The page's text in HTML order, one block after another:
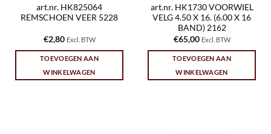
art.nr. HK825064
REMSCHOEN VEER 5228
€2,80 Excl. BTW
TOEVOEGEN AAN
WINKELWAGEN
art.nr. HK1730 VOORWIEL
VELG 4.50 X 16. (6.00 X 16
BAND) 2162
€65,00 Excl. BTW
TOEVOEGEN AAN
WINKELWAGEN